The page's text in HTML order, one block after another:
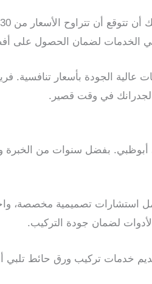
الجودة بأسعار تنافسية.
لجدرانك في وقت قصير.
بفضل سنوات من الخبرة
تصميمية مخصصة،
لضمان جودة التركيب.
خدمات تركيب ورق حائط تلبي